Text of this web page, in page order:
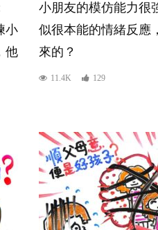
小
他
小朋友的模仿能力很
似很本能的情緒反應
來的？
11.4K 129